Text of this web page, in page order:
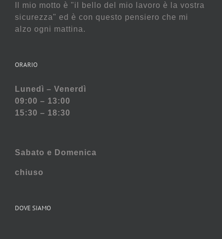
Il mio motto è "il bello del mio lavoro è la vostra
sicurezza" ed è con questo pensiero che mi
alzo ogni mattina.
ORARIO
Lunedì – Venerdì
09:00 – 13:00
15:30 – 18:30
Sabato e Domenica
chiuso
DOVE SIAMO